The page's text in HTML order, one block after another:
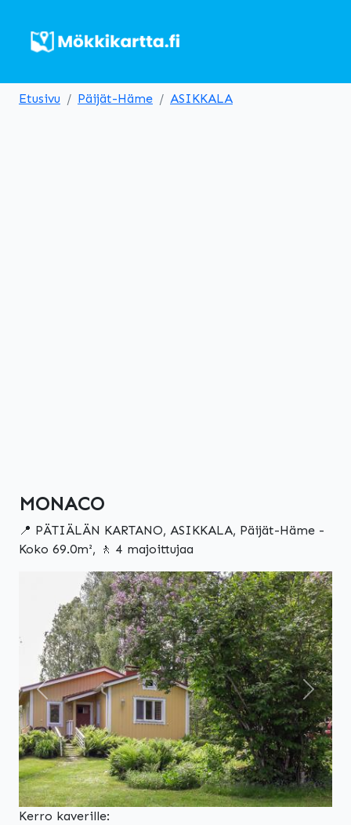
Etusivu Päijät-Häme ASIKKALA
MONACO
📍 PÄTIÄLÄN KARTANO, ASIKKALA, Päijät-Häme -
Koko 69.0m², 🚶 4 majoittujaa
Edellinen
Kerro kaverille: